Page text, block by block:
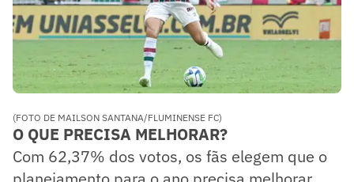
(FOTO DE MAILSON SANTANA/FLUMINENSE FC)
O QUE PRECISA MELHORAR?
Com 62,37% dos votos, os fãs elegem que o